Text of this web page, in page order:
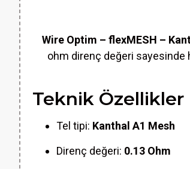
Wire Optim – flexMESH –
ohm direnç değeri sayesinde
Teknik Özellikler
Tel tipi: Kanthal A1 Mesh
Direnç değeri: 0.13 Ohm